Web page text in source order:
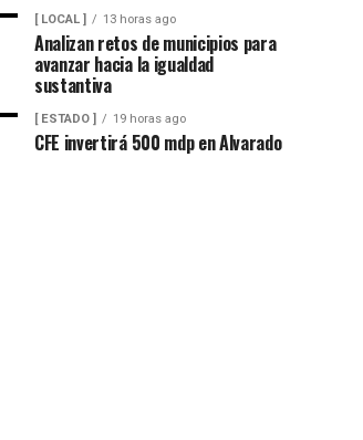
[ LOCAL ] 13 horas ago
Analizan retos de municipios para
avanzar hacia la igualdad
sustantiva
[ ESTADO ] 19 horas ago
CFE invertirá 500 mdp en Alvarado